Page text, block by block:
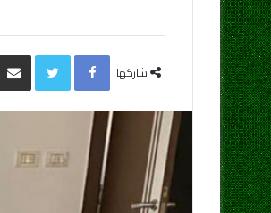
شاركها
Facebook
Twitter